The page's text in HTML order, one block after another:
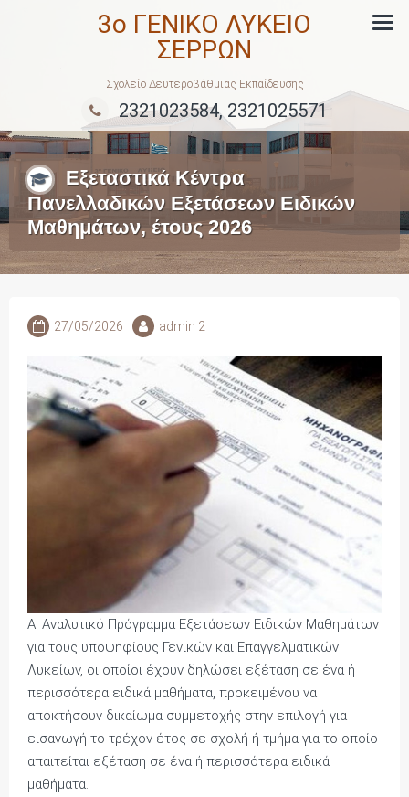
3ο ΓΕΝΙΚΟ ΛΥΚΕΙΟ
ΣΕΡΡΩΝ
Σχολείο Δευτεροβάθμιας Εκπαίδευσης
2321023584, 2321025571
Εξεταστικά Κέντρα
Πανελλαδικών Εξετάσεων Ειδικών
Μαθημάτων, έτους 2026
27/05/2026 admin 2
Α. Αναλυτικό Πρόγραμμα Εξετάσεων Ειδικών Μαθημάτων
για τους υποψηφίους Γενικών και Επαγγελματικών
Λυκείων, οι οποίοι έχουν δηλώσει εξέταση σε ένα ή
περισσότερα ειδικά μαθήματα, προκειμένου να
αποκτήσουν δικαίωμα συμμετοχής στην επιλογή για
εισαγωγή το τρέχον έτος σε σχολή ή τμήμα για το οποίο
απαιτείται εξέταση σε ένα ή περισσότερα ειδικά
μαθήματα.